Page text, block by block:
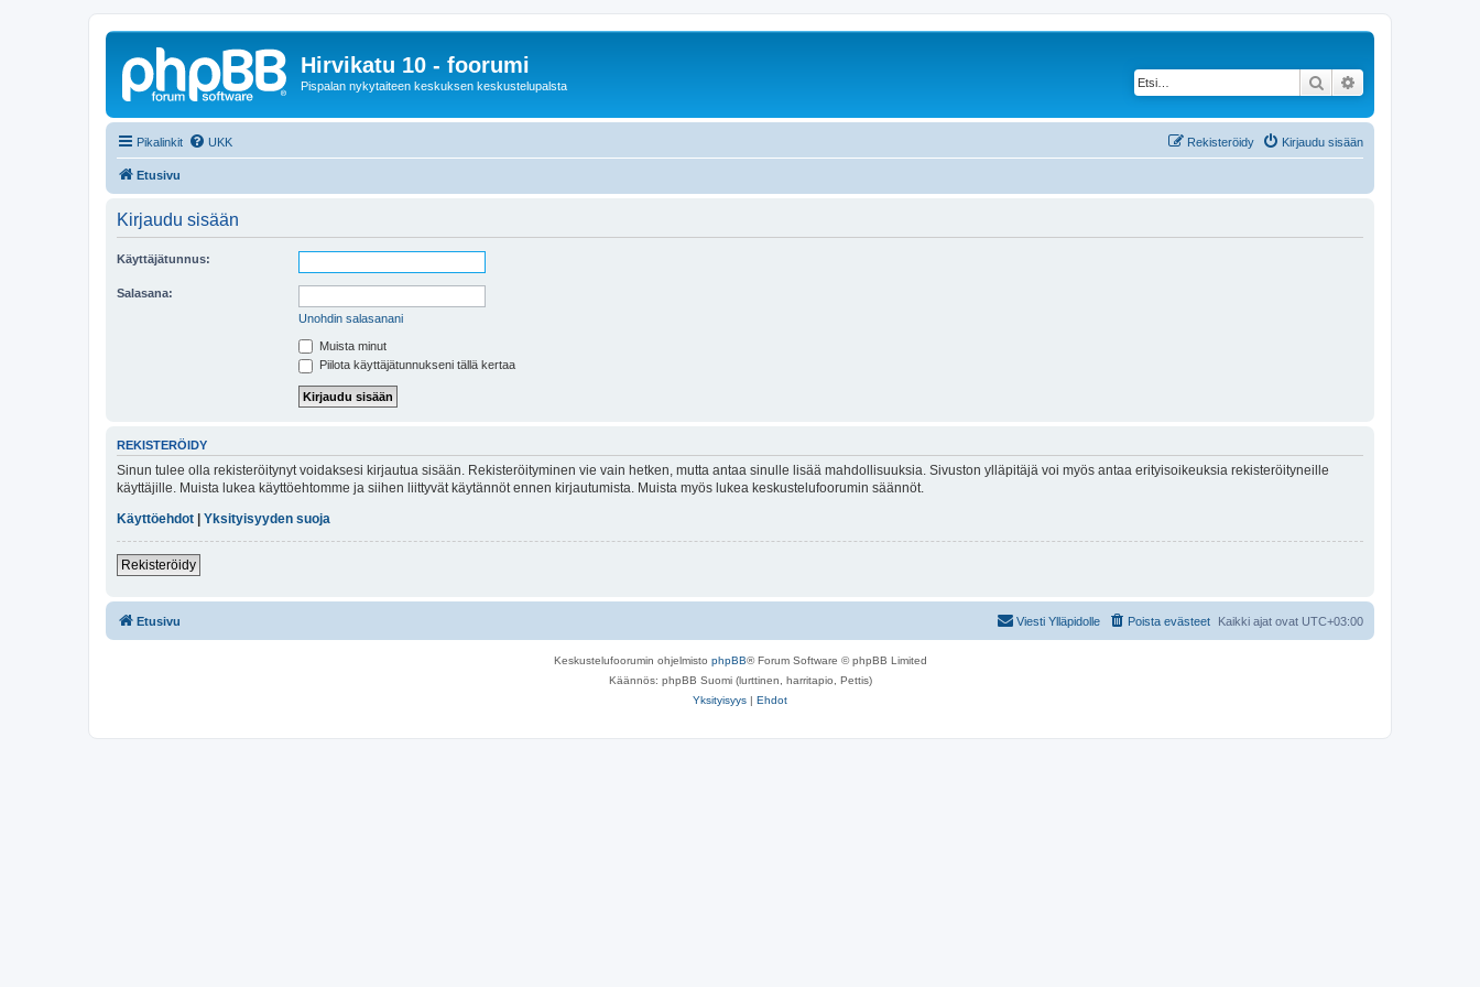
Hirvikatu 10 - foorumi
Pispalan nykytaiteen keskuksen keskustelupalsta Etsi
Pikalinkit UKK Kirjaudu sisään
Rekisteröidy
Etusivu
Kirjaudu sisään
Käyttäjätunnus:
Salasana:
Unohdin salasanani
Muista minut
Piilota käyttäjätunnukseni tällä kertaa
REKISTERÖIDY
Sinun tulee olla rekisteröitynyt voidaksesi kirjautua sisään. Rekisteröityminen vie vain hetken, mutta antaa sinulle lisää mahdollisuuksia. Sivuston ylläpitäjä voi myös antaa erityisoikeuksia rekisteröityneille
käyttäjille. Muista lukea käyttöehtomme ja siihen liittyvät käytännöt ennen kirjautumista. Muista myös lukea keskustelufoorumin säännöt.
Käyttöehdot
Yksityisyyden suoja
Rekisteröidy
Etusivu Kaikki ajat ovat UTC+03:00
Poista evästeet
Viesti Ylläpidolle
Keskustelufoorumin ohjelmisto phpBB® Forum Software © phpBB Limited
Käännös: phpBB Suomi (lurttinen, harritapio, Pettis)
Yksityisyys | Ehdot